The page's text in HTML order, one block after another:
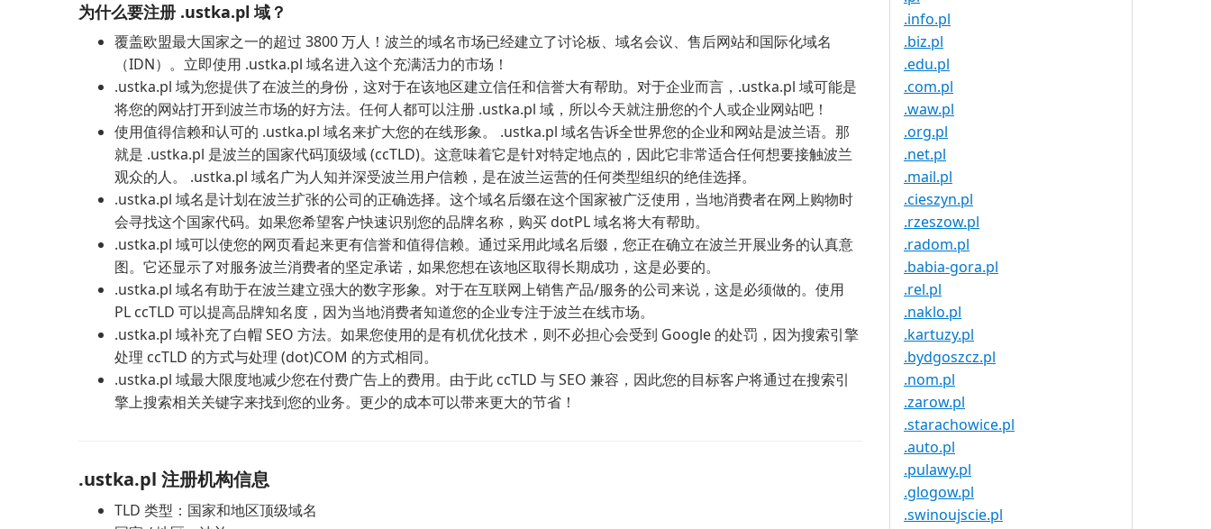
为什么要注册 .ustka.pl 域？
覆盖欧盟最大国家之一的超过 3800 万人！波兰的域名市场已经建立了讨论板、域名会议、售后网站和国际化域名
（IDN）。立即使用 .ustka.pl 域名进入这个充满活力的市场！
.ustka.pl 域为您提供了在波兰的身份，这对于在该地区建立信任和信誉大有帮助。对于企业而言，.ustka.pl 域可能是
将您的网站打开到波兰市场的好方法。任何人都可以注册 .ustka.pl 域，所以今天就注册您的个人或企业网站吧！
使用值得信赖和认可的 .ustka.pl 域名来扩大您的在线形象。 .ustka.pl 域名告诉全世界您的企业和网站是波兰语。那
就是 .ustka.pl 是波兰的国家代码顶级域 (ccTLD)。这意味着它是针对特定地点的，因此它非常适合任何想要接触波兰
观众的人。 .ustka.pl 域名广为人知并深受波兰用户信赖，是在波兰运营的任何类型组织的绝佳选择。
.ustka.pl 域名是计划在波兰扩张的公司的正确选择。这个域名后缀在这个国家被广泛使用，当地消费者在网上购物时
会寻找这个国家代码。如果您希望客户快速识别您的品牌名称，购买 dotPL 域名将大有帮助。
.ustka.pl 域可以使您的网页看起来更有信誉和值得信赖。通过采用此域名后缀，您正在确立在波兰开展业务的认真意
图。它还显示了对服务波兰消费者的坚定承诺，如果您想在该地区取得长期成功，这是必要的。
.ustka.pl 域名有助于在波兰建立强大的数字形象。对于在互联网上销售产品/服务的公司来说，这是必须做的。使用
PL ccTLD 可以提高品牌知名度，因为当地消费者知道您的企业专注于波兰在线市场。
.ustka.pl 域补充了白帽 SEO 方法。如果您使用的是有机优化技术，则不必担心会受到 Google 的处罚，因为搜索引擎
处理 ccTLD 的方式与处理 (dot)COM 的方式相同。
.ustka.pl 域最大限度地减少您在付费广告上的费用。由于此 ccTLD 与 SEO 兼容，因此您的目标客户将通过在搜索引
擎上搜索相关关键字来找到您的业务。更少的成本可以带来更大的节省！
.ustka.pl 注册机构信息
TLD 类型：国家和地区顶级域名
.info.pl
.biz.pl
.edu.pl
.com.pl
.waw.pl
.org.pl
.net.pl
.mail.pl
.cieszyn.pl
.rzeszow.pl
.radom.pl
.babia-gora.pl
.rel.pl
.naklo.pl
.kartuzy.pl
.bydgoszcz.pl
.nom.pl
.zarow.pl
.starachowice.pl
.auto.pl
.pulawy.pl
.glogow.pl
.swinoujscie.pl